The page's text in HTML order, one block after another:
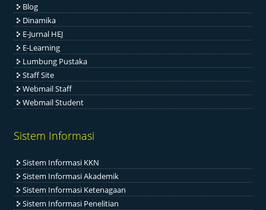
Blog
Dinamika
E-Jurnal HEJ
E-Learning
Lumbung Pustaka
Staff Site
Webmail Staff
Webmail Student
Sistem Informasi
Sistem Informasi KKN
Sistem Informasi Akademik
Sistem Informasi Ketenagaan
Sistem Informasi Penelitian